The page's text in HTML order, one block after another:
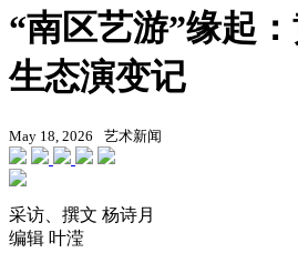
“南区艺游”缘起
生态演变记
May 18, 2026 艺术新闻
采访、撰文 杨诗月
编辑 叶滢